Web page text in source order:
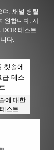
며, 채널 병렬
원합니다. 사
테스트
다.
에 대한
스트